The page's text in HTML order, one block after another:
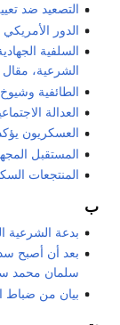
التصعيد ضد
الدور
السلفية
الشرعية، مقال
الطائفية
العدالة
العسكريون
المستقبل
المنتجعات
ب
بدعة الشرعية
بعد أن أصبح سد
سلمان محمد
بيان من ضباط